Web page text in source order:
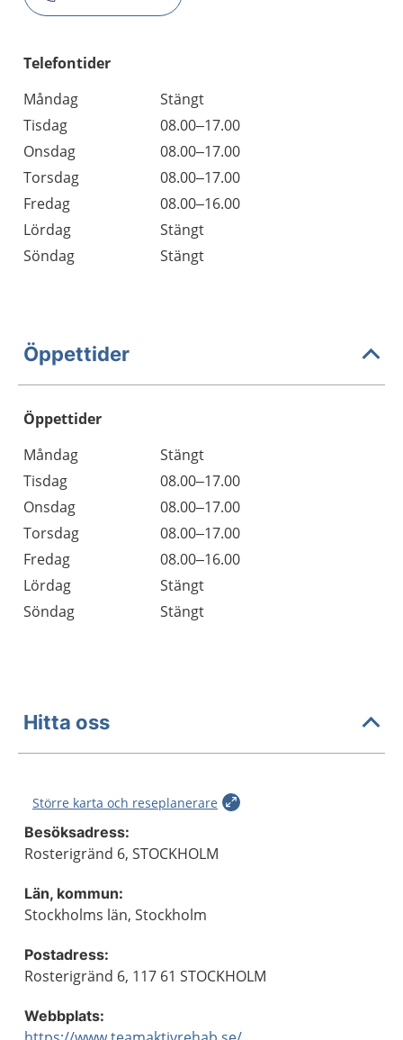
Telefontider
Måndag
Stängt
Tisdag
08.00–17.00
Onsdag
08.00–17.00
Torsdag
08.00–17.00
Fredag
08.00–16.00
Lördag
Stängt
Söndag
Stängt
Öppettider
Öppettider
Dag
Öppettider
Kommentarer
Måndag
Stängt
Tisdag
08.00–17.00
Onsdag
08.00–17.00
Torsdag
08.00–17.00
Fredag
08.00–16.00
Lördag
Stängt
Söndag
Stängt
Hitta oss
Större karta och reseplanerare
Besöksadress:
Rosterigränd 6, STOCKHOLM
Län, kommun:
Stockholms län, Stockholm
Postadress:
Rosterigränd 6, 117 61 STOCKHOLM
Webbplats: